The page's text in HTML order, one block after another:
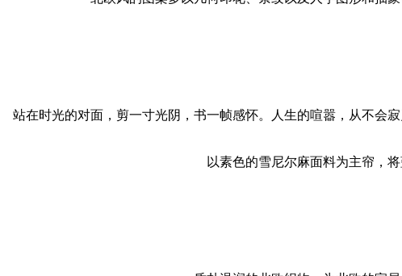
站在时光的对面，剪一寸光阴，书一帧感怀。人生的喧嚣，从不会
以素色的雪尼尔麻面料为主帘，